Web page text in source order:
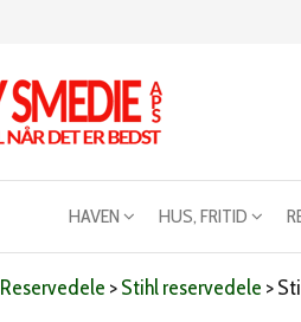
HAVEN HUS, FRITID
Reservedele >Stihl reservedele >